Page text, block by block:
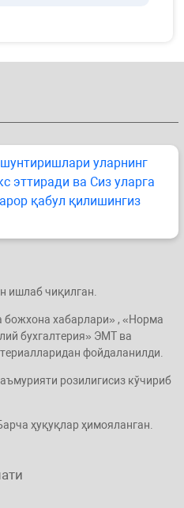
уларнинг
эттиради ва Сиз уларга
қабул қилишингиз
ишлаб чиқилган.
божхона хабарлари» , «Норма
бухгалтерия» ЭМТ ва
фойдаланилди.
розилигисиз кўчириб
ҳуқуқлар ҳимояланган.